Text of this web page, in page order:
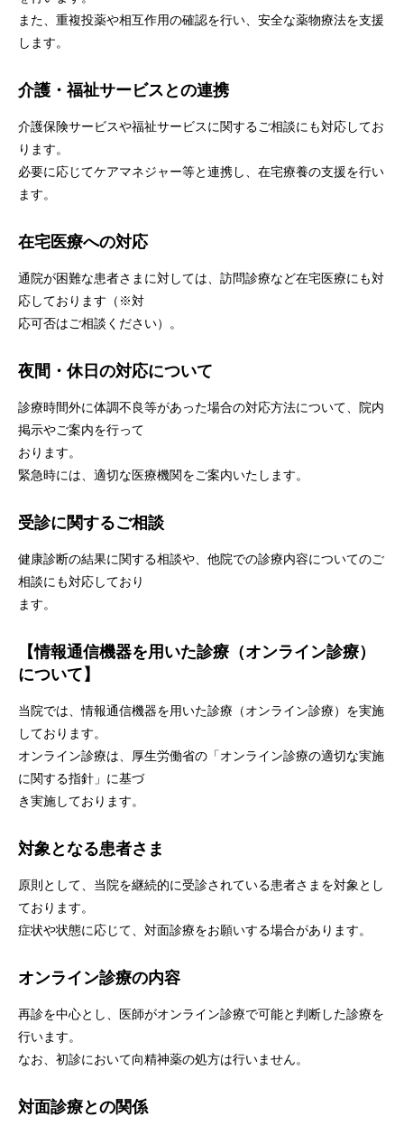
また、重複投薬や相互作用の確認を行い、安全な薬物療法を支援
します。
介護・福祉サービスとの連携
介護保険サービスや福祉サービスに関するご相談にも対応してお
ります。
必要に応じてケアマネジャー等と連携し、在宅療養の支援を行い
ます。
在宅医療への対応
通院が困難な患者さまに対しては、訪問診療など在宅医療にも対
応しております（※対
応可否はご相談ください）。
夜間・休日の対応について
診療時間外に体調不良等があった場合の対応方法について、院内
掲示やご案内を行って
おります。
緊急時には、適切な医療機関をご案内いたします。
受診に関するご相談
健康診断の結果に関する相談や、他院での診療内容についてのご
相談にも対応しており
ます。
【情報通信機器を用いた診療（オンライン診療）
について】
当院では、情報通信機器を用いた診療（オンライン診療）を実施
しております。
オンライン診療は、厚生労働省の「オンライン診療の適切な実施
に関する指針」に基づ
き実施しております。
対象となる患者さま
原則として、当院を継続的に受診されている患者さまを対象とし
ております。
症状や状態に応じて、対面診療をお願いする場合があります。
オンライン診療の内容
再診を中心とし、医師がオンライン診療で可能と判断した診療を
行います。
なお、初診において向精神薬の処方は行いません。
対面診療との関係